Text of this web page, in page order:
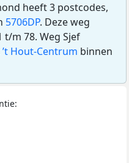
heeft 3 postcodes,
5706DP. Deze weg
m 78. Weg Sjef
’t Hout-Centrum binnen